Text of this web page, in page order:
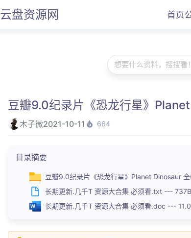
云盘资源网 首页
想要什么资料，搜搜看！
豆瓣9.0纪录片《恐龙行星》
木子微2021-10-11 664
目录摘要
豆瓣9.0纪录片《恐龙行星》Planet Dinosaur
长期更新.几千T 资源大合集 必须看.txt --- 737B
长期更新.几千T 资源大合集 必须看.doc ---